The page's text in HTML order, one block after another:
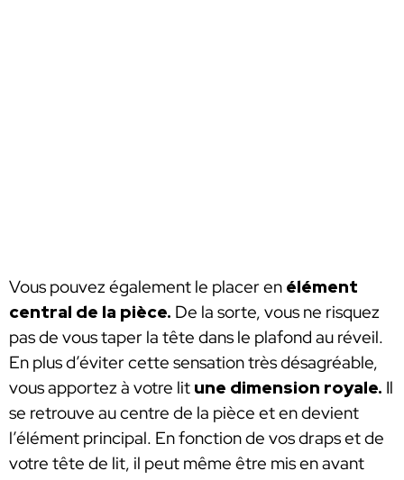
Vous pouvez également le placer en élément
central de la pièce. De la sorte, vous ne risquez
pas de vous taper la tête dans le plafond au réveil.
En plus d’éviter cette sensation très désagréable,
vous apportez à votre lit une dimension royale. Il
se retrouve au centre de la pièce et en devient
l’élément principal. En fonction de vos draps et de
votre tête de lit, il peut même être mis en avant